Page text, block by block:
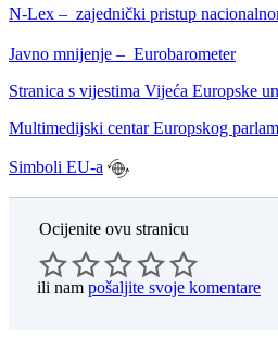
N-Lex – zajednički pristup
Javno mnijenje – Eurobarometer
Stranica s vijestima Vijeća Europske
Multimedijski centar Europskog
Simboli EU-a
Ocijenite ovu stranicu
ili nam pošaljite svoje komentare